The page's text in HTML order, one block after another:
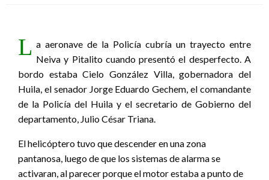
L a aeronave de la Policía cubría un trayecto entre
Neiva y Pitalito cuando presentó el desperfecto. A
bordo estaba Cielo González Villa, gobernadora del
Huila, el senador Jorge Eduardo Gechem, el comandante
de la Policía del Huila y el secretario de Gobierno del
departamento, Julio César Triana.
El helicóptero tuvo que descender en una zona
pantanosa, luego de que los sistemas de alarma se
activaran, al parecer porque el motor estaba a punto de